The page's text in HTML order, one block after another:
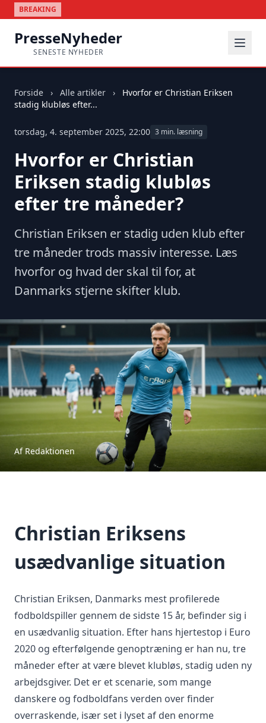
BREAKING
PresseNyheder
SENESTE NYHEDER
Forside › Alle artikler ›
Hvorfor er Christian Eriksen
stadig klubløs efter...
torsdag, 4. september 2025, 22:00 3 min. læsning
Hvorfor er Christian
Eriksen stadig klubløs
efter tre måneder?
Christian Eriksen er stadig uden klub efter
tre måneder trods massiv interesse. Læs
hvorfor og hvad der skal til for, at
Danmarks stjerne skifter klub.
Af Redaktionen
Christian Eriksens
usædvanlige situation
Christian Eriksen, Danmarks mest profilerede
fodboldspiller gennem de sidste 15 år, befinder sig i
en usædvanlig situation. Efter hans hjertestop i Euro
2020 og efterfølgende genoptræning er han nu, tre
måneder efter at være blevet klubløs, stadig uden ny
arbejdsgiver. Det er et scenarie, som mange
danskere og fodboldfans verden over finder
overraskende, især set i lyset af den enorme